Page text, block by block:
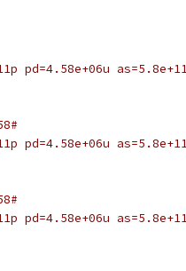
pd=4.58e+06u
pd=4.58e+06u
pd=4.58e+06u